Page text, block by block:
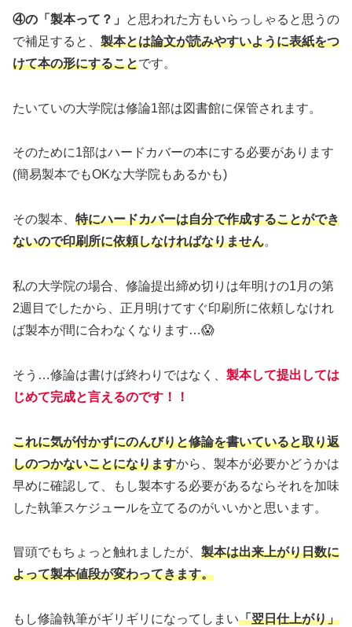
④の「製本って？」
と思われた方もいらっしゃると思うの
で補足すると、 製本とは論文が読みやすいように表紙をつ
けて本の形にすることです。
たいていの大学院は修論1部は図書館に保管されます。
そのために1部はハードカバーの本にする必要があります
(簡易製本でもOKな大学院もあるかも)
その製本、 特にハードカバーは自分で作成することができ
ないので印刷所に依頼しなければなりません。
私の大学院の場合、修論提出締め切りは年明けの1月の第
2週目でしたから、正月明けてすぐ印刷所に依頼しなけれ
ば製本が間に合わなくなります…😱
そう…修論は書けば終わりではなく、 製本して提出しては
じめて完成と言えるのです！！
これに気が付かずにのんびりと修論を書いていると取り返
しのつかないことになりますから、製本が必要かどうかは
早めに確認して、もし製本する必要があるならそれを加味
した執筆スケジュールを立てるのがいいかと思います。
冒頭でもちょっと触れましたが、 製本は出来上がり日数に
よって製本値段が変わってきます。
もし修論執筆がギリギリになってしまい「翌日仕上がり」